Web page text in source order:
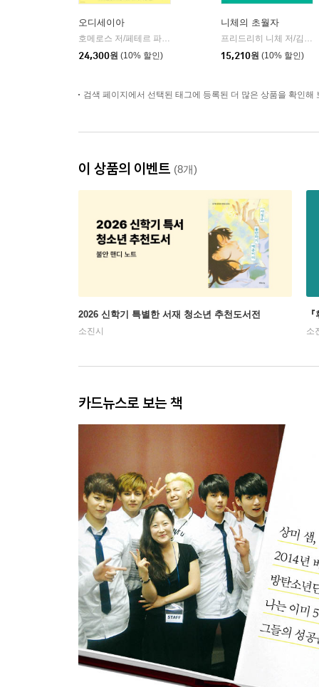
오디세이아
호메로스 저/페테르 파울 루벤스 그림/박문재 역 |
현대지성
24,300원 (10% 할인)
니체의 초월자
프리드리히 니체 저/김철 편역
15,210원 (10% 할인)
검색 페이지에서 선택된 태그에 등록된 더 많은 상품을 확인해
이 상품의 이벤트 (8개)
2026 신학기 특별한 서재 청소년 추천도서전
소진시 소
카드뉴스로 보는 책